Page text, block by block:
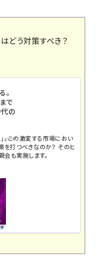
どう対策すべき？
。
で
代の
。この激変する市場におい
を打つべきなのか？ そのヒ
会も実施します。